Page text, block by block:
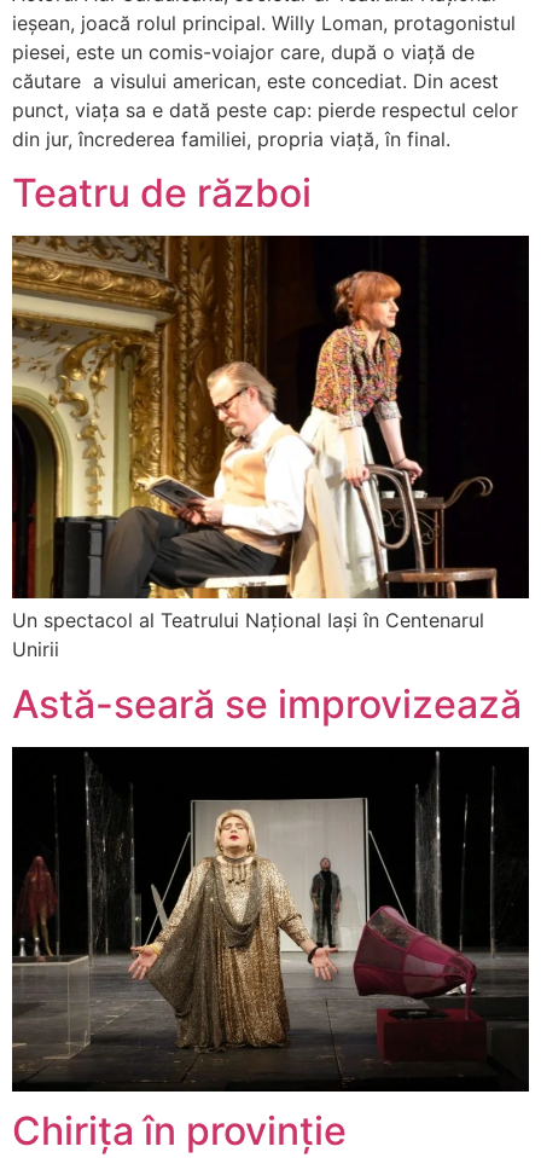
ieșean, joacă rolul principal. Willy Loman, protagonistul
piesei, este un comis-voiajor care, după o viață de
căutare a visului american, este concediat. Din acest
punct, viața sa e dată peste cap: pierde respectul celor
din jur, încrederea familiei, propria viață, în final.
Teatru de război
Un spectacol al Teatrului Național Iași în Centenarul
Unirii
Astă-seară se improvizează
Chirița în provinție